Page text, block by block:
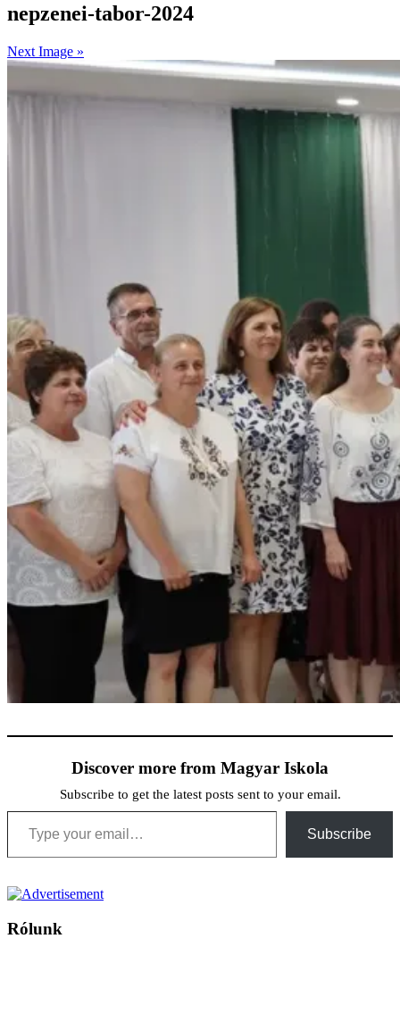
nepzenei-tabor-2024
Next Image »
Discover more from Magyar Iskola
Subscribe to get the latest posts sent to your email.
Type your email…
Subscribe
Rólunk